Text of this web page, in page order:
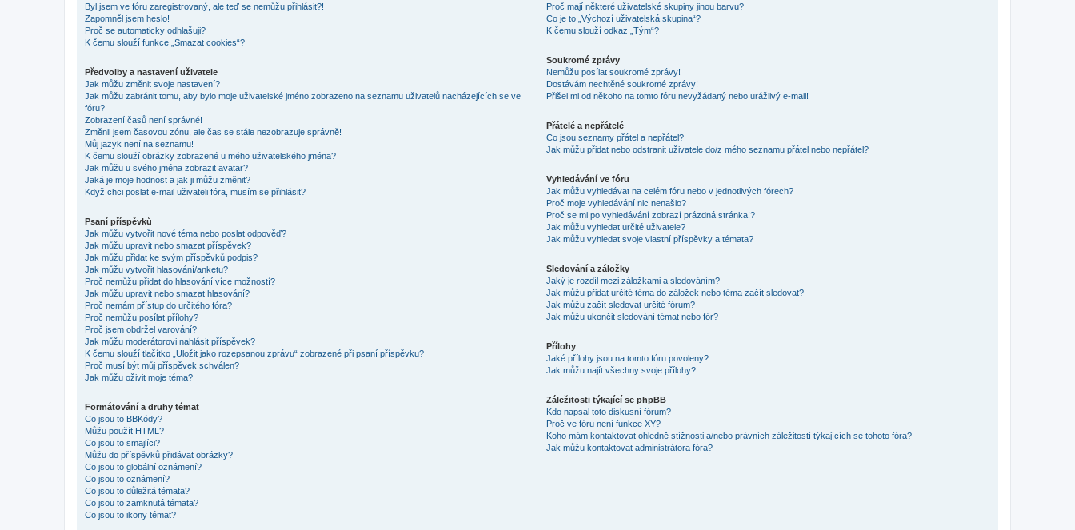
Byl jsem ve fóru zaregistrovaný, ale teď se nemůžu přihlásit?!
Zapomněl jsem heslo!
Proč se automaticky odhlašuji?
K čemu slouží funkce „Smazat cookies“?
Předvolby a nastavení uživatele
Jak můžu změnit svoje nastavení?
Jak můžu zabránit tomu, aby bylo moje uživatelské jméno zobrazeno na seznamu uživatelů nacházejících se ve
fóru?
Zobrazení časů není správné!
Změnil jsem časovou zónu, ale čas se stále nezobrazuje správně!
Můj jazyk není na seznamu!
K čemu slouží obrázky zobrazené u mého uživatelského jména?
Jak můžu u svého jména zobrazit avatar?
Jaká je moje hodnost a jak ji můžu změnit?
Když chci poslat e-mail uživateli fóra, musím se přihlásit?
Psaní příspěvků
Jak můžu vytvořit nové téma nebo poslat odpověď?
Jak můžu upravit nebo smazat příspěvek?
Jak můžu přidat ke svým příspěvků podpis?
Jak můžu vytvořit hlasování/anketu?
Proč nemůžu přidat do hlasování více možností?
Jak můžu upravit nebo smazat hlasování?
Proč nemám přístup do určitého fóra?
Proč nemůžu posílat přílohy?
Proč jsem obdržel varování?
Jak můžu moderátorovi nahlásit příspěvek?
K čemu slouží tlačítko „Uložit jako rozepsanou zprávu“ zobrazené při psaní příspěvku?
Proč musí být můj příspěvek schválen?
Jak můžu oživit moje téma?
Formátování a druhy témat
Co jsou to BBKódy?
Můžu použít HTML?
Co jsou to smajlíci?
Můžu do příspěvků přidávat obrázky?
Co jsou to globální oznámení?
Co jsou to oznámení?
Co jsou to důležitá témata?
Co jsou to zamknutá témata?
Co jsou to ikony témat?
Proč mají některé uživatelské skupiny jinou barvu?
Co je to „Výchozí uživatelská skupina“?
K čemu slouží odkaz „Tým“?
Soukromé zprávy
Nemůžu posílat soukromé zprávy!
Dostávám nechtěné soukromé zprávy!
Přišel mi od někoho na tomto fóru nevyžádaný nebo urážlivý e-mail!
Přátelé a nepřátelé
Co jsou seznamy přátel a nepřátel?
Jak můžu přidat nebo odstranit uživatele do/z mého seznamu přátel nebo nepřátel?
Vyhledávání ve fóru
Jak můžu vyhledávat na celém fóru nebo v jednotlivých fórech?
Proč moje vyhledávání nic nenašlo?
Proč se mi po vyhledávání zobrazí prázdná stránka!?
Jak můžu vyhledat určité uživatele?
Jak můžu vyhledat svoje vlastní příspěvky a témata?
Sledování a záložky
Jaký je rozdíl mezi záložkami a sledováním?
Jak můžu přidat určité téma do záložek nebo téma začít sledovat?
Jak můžu začít sledovat určité fórum?
Jak můžu ukončit sledování témat nebo fór?
Přílohy
Jaké přílohy jsou na tomto fóru povoleny?
Jak můžu najít všechny svoje přílohy?
Záležitosti týkající se phpBB
Kdo napsal toto diskusní fórum?
Proč ve fóru není funkce XY?
Koho mám kontaktovat ohledně stížnosti a/nebo právních záležitostí týkajících se tohoto fóra?
Jak můžu kontaktovat administrátora fóra?